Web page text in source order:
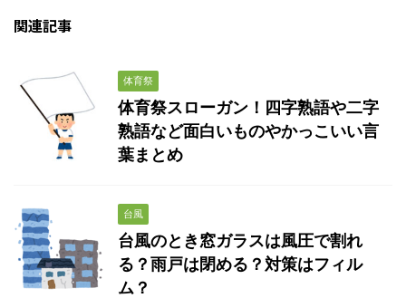
関連記事
体育祭
体育祭スローガン！四字熟語や二字
熟語など面白いものやかっこいい言
葉まとめ
台風
台風のとき窓ガラスは風圧で割れ
る？雨戸は閉める？対策はフィル
ム？